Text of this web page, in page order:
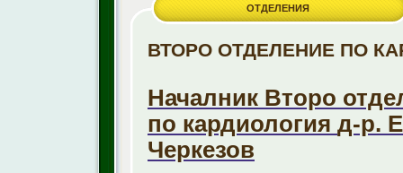
ОТДЕЛЕНИЯ
ВТОРО ОТДЕЛЕНИЕ ПО
Началник Второ
по кардиология д-р.
Черкезов